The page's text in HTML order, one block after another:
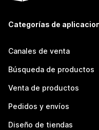
Categorías de
Canales de venta
Búsqueda de productos
Venta de productos
Pedidos y envíos
Diseño de tiendas